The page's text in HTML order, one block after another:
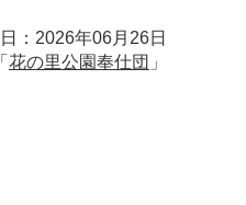
：2026年06月26日
花の里公園奉仕団 」